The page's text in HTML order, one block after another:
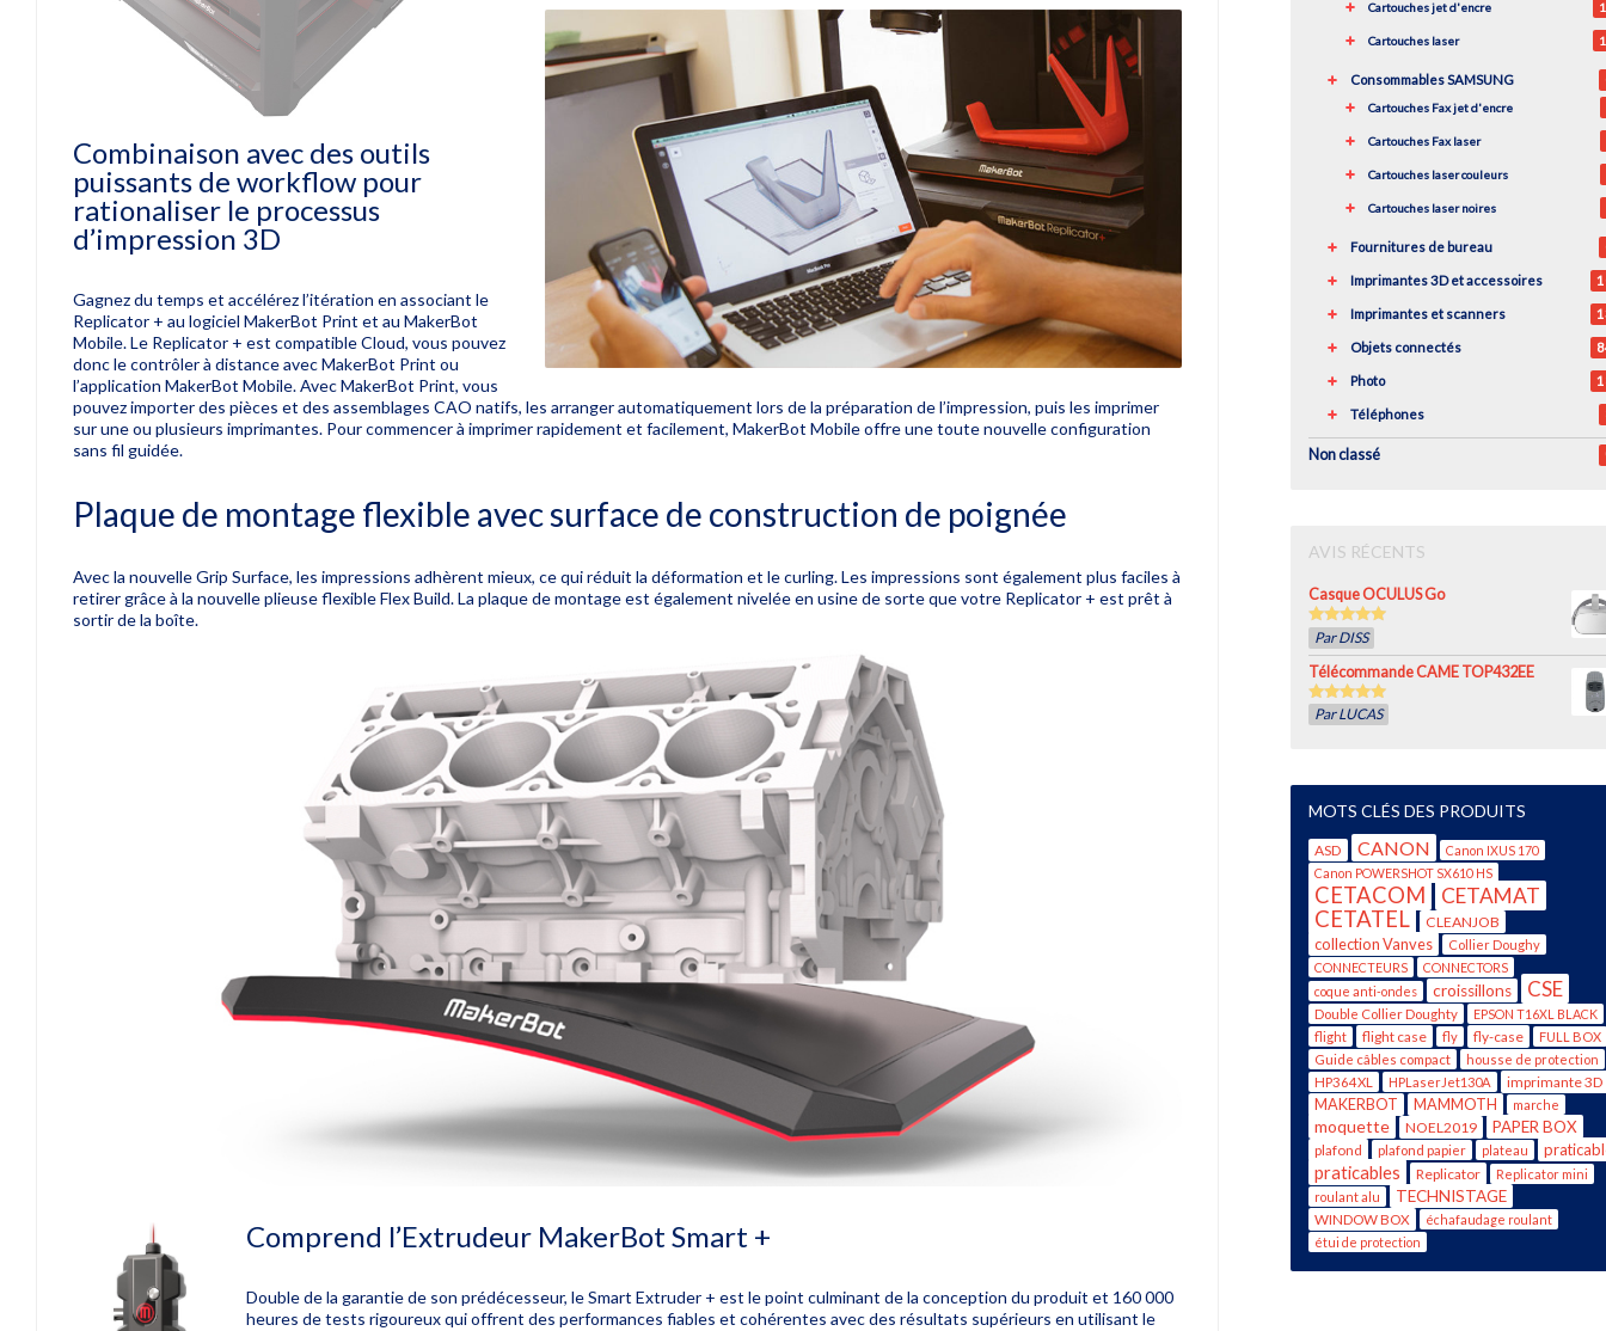
Combinaison avec des outils
puissants de workflow pour
rationaliser le processus
d’impression 3D
Gagnez du temps et accélérez l’itération en associant le
Replicator + au logiciel MakerBot Print et au MakerBot
Mobile.Le Replicator + est compatible Cloud, vous pouvez
donc le contrôler à distance avec MakerBot Print ou
l’application MakerBot Mobile.Avec MakerBot Print, vous
pouvez importer des pièces et des assemblages CAO natifs, les arranger automatiquement lors de la préparation de l’impression, puis les imprimer
sur une ou plusieurs imprimantes. Pour commencer à imprimer rapidement et facilement, MakerBot Mobile offre une toute nouvelle configuration
sans fil guidée.
Plaque de montage flexible avec surface de construction de poignée
Avec la nouvelle Grip Surface, les impressions adhèrent mieux, ce qui réduit la déformation et le curling.Les impressions sont également plus faciles à
retirer grâce à la nouvelle plieuse flexible Flex Build.La plaque de montage est également nivelée en usine de sorte que votre Replicator + est prêt à
sortir de la boîte.
Comprend l’Extrudeur MakerBot Smart +
Double de la garantie de son prédécesseur, le Smart Extruder + est le point culminant de la conception du produit et 160 000
heures de tests rigoureux qui offrent des performances fiables et cohérentes avec des résultats supérieurs en utilisant le
Cartouches jet d'encre
Cartouches laser
Consommables SAMSUNG
Cartouches Fax jet d'encre
Cartouches Fax laser
Cartouches laser couleurs
Cartouches laser noires
Fournitures de bureau
Imprimantes 3D et accessoires
Imprimantes et scanners
Objets connectés
Photo
Téléphones
Non classé
AVIS RÉCENTS
Casque OCULUS Go
out of 5
Par DISS
Télécommande CAME TOP432EE
out of 5
Par LUCAS
MOTS CLÉS DES PRODUITS
ASD CANON
Canon IXUS 170
Canon POWERSHOT SX610 HS
CETACOM CETAMAT
CETATEL CLEANJOB
collection Vanves
Collier Doughy
CONNECTEURS
CONNECTORS
coque anti-ondes
croissillons CSE
Double Collier Doughty
EPSON T16XL BLACK
flight
flight case fly fly-case
FULL BOX
Guide câbles compact
housse de protection
HP364XL
HPLaserJet130A
imprimante 3D
MAKERBOT
MAMMOTH marche
moquette NOEL2019 PAPER BOX
plafond plafond papier plateau
praticables Replicator
Replicator mini
roulant alu
TECHNISTAGE
WINDOW BOX
échafaudage roulant
étui de protection